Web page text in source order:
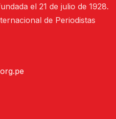
el 21 de julio de 1928.
de Periodistas